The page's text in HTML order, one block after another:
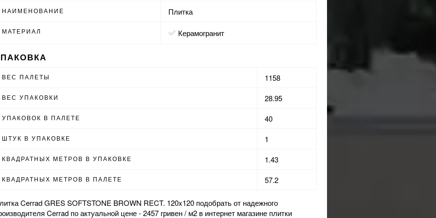
НАИМЕНОВАНИЕ Плитка
МАТЕРИАЛ Керамогранит
ВЕС ПАЛЕТЫ 1158
ВЕС УПАКОВКИ 28.95
УПАКОВОК В ПАЛЕТЕ 40
ШТУК В УПАКОВКЕ 1
КВАДРАТНЫХ МЕТРОВ В УПАКОВКЕ 1.43
КВАДРАТНЫХ МЕТРОВ В ПАЛЕТЕ 57.2
Cerrad GRES SOFTSTONE BROWN RECT. 120x120 подобрать от надежного
Cerrad по актуальной цене - 2457 гривен / м2 в интернет магазине плитки